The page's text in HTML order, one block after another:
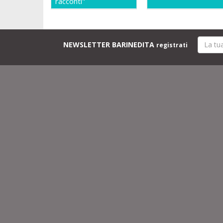
NEWSLETTER BARINEDITA registrati